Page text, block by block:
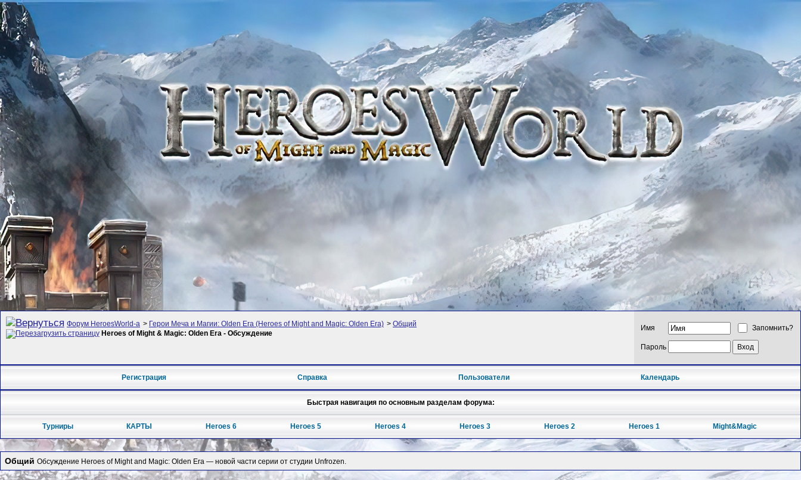
Форум HeroesWorld-а > Герои Меча и Магии: Olden Era (Heroes of Might and Magic: Olden Era) > Общий
Heroes of Might & Magic: Olden Era - Обсуждение
Имя Запомнить?
Пароль
Регистрация Справка Пользователи Календарь
Быстрая навигация по основным разделам форума:
Турниры КАРТЫ Heroes 6 Heroes 5 Heroes 4 Heroes 3 Heroes 2 Heroes 1 Might&Magic
Общий Обсуждение Heroes of Might and Magic: Olden Era — новой части серии от студии Unfrozen.